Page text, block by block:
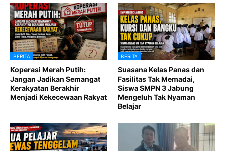
BERITA
Koperasi Merah Putih:
Jangan Jadikan Semangat
Kerakyatan Berakhir
Menjadi Kekecewaan Rakyat
BERITA
Suasana Kelas Panas dan
Fasilitas Tak Memadai,
Siswa SMPN 3 Jabung
Mengeluh Tak Nyaman
Belajar